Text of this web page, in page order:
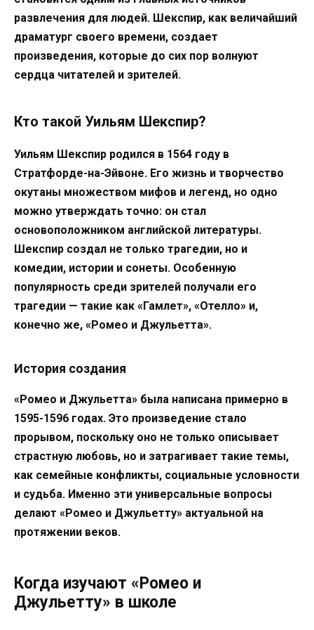
развлечения для людей. Шекспир, как величайший
драматург своего времени, создает
произведения, которые до сих пор волнуют
сердца читателей и зрителей.
Кто такой Уильям Шекспир?
Уильям Шекспир родился в 1564 году в
Стратфорде-на-Эйвоне. Его жизнь и творчество
окутаны множеством мифов и легенд, но одно
можно утверждать точно: он стал
основоположником английской литературы.
Шекспир создал не только трагедии, но и
комедии, истории и сонеты. Особенную
популярность среди зрителей получали его
трагедии — такие как «Гамлет», «Отелло» и,
конечно же, «Ромео и Джульетта».
История создания
«Ромео и Джульетта» была написана примерно в
1595-1596 годах. Это произведение стало
прорывом, поскольку оно не только описывает
страстную любовь, но и затрагивает такие темы,
как семейные конфликты, социальные условности
и судьба. Именно эти универсальные вопросы
делают «Ромео и Джульетту» актуальной на
протяжении веков.
Когда изучают «Ромео и
Джульетту» в школе